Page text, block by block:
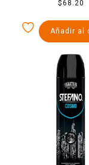
alpha en
$68.20
Añadir al